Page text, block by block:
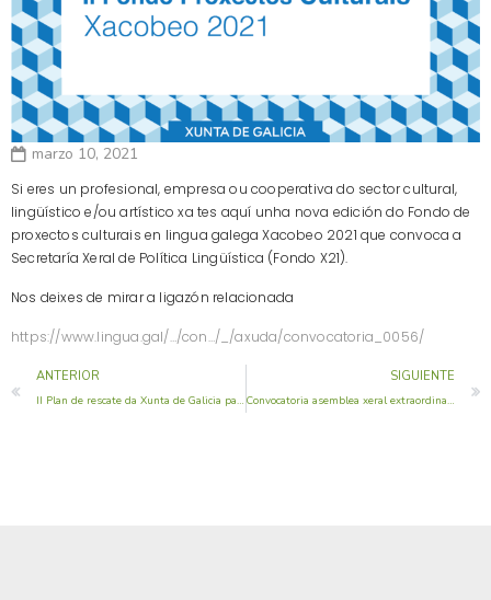
marzo 10, 2021
Si eres un profesional, empresa ou cooperativa do sector cultural,
lingüístico e/ou artístico xa tes aquí unha nova edición do Fondo de
proxectos culturais en lingua galega Xacobeo 2021 que convoca a
Secretaría Xeral de Política Lingüística (Fondo X21).
Nos deixes de mirar a ligazón relacionada
https://www.lingua.gal/…/con…/_/axuda/convocatoria_0056/
ANTERIOR
II Plan de rescate da Xunta de Galicia para a hostalería e outros sectores paralizados
SIGUIENTE
Convocatoria asemblea xeral extraordinaria